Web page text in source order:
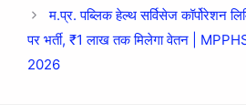
म.प्र. पब्लिक हेल्थ सर्विसेज कॉर्पोरेशन
पर भर्ती, ₹1 लाख तक मिलेगा वेतन |
2026